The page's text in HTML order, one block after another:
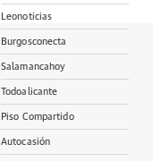
Leonoticias
Burgosconecta
Salamancahoy
Todoalicante
Piso Compartido
Autocasión